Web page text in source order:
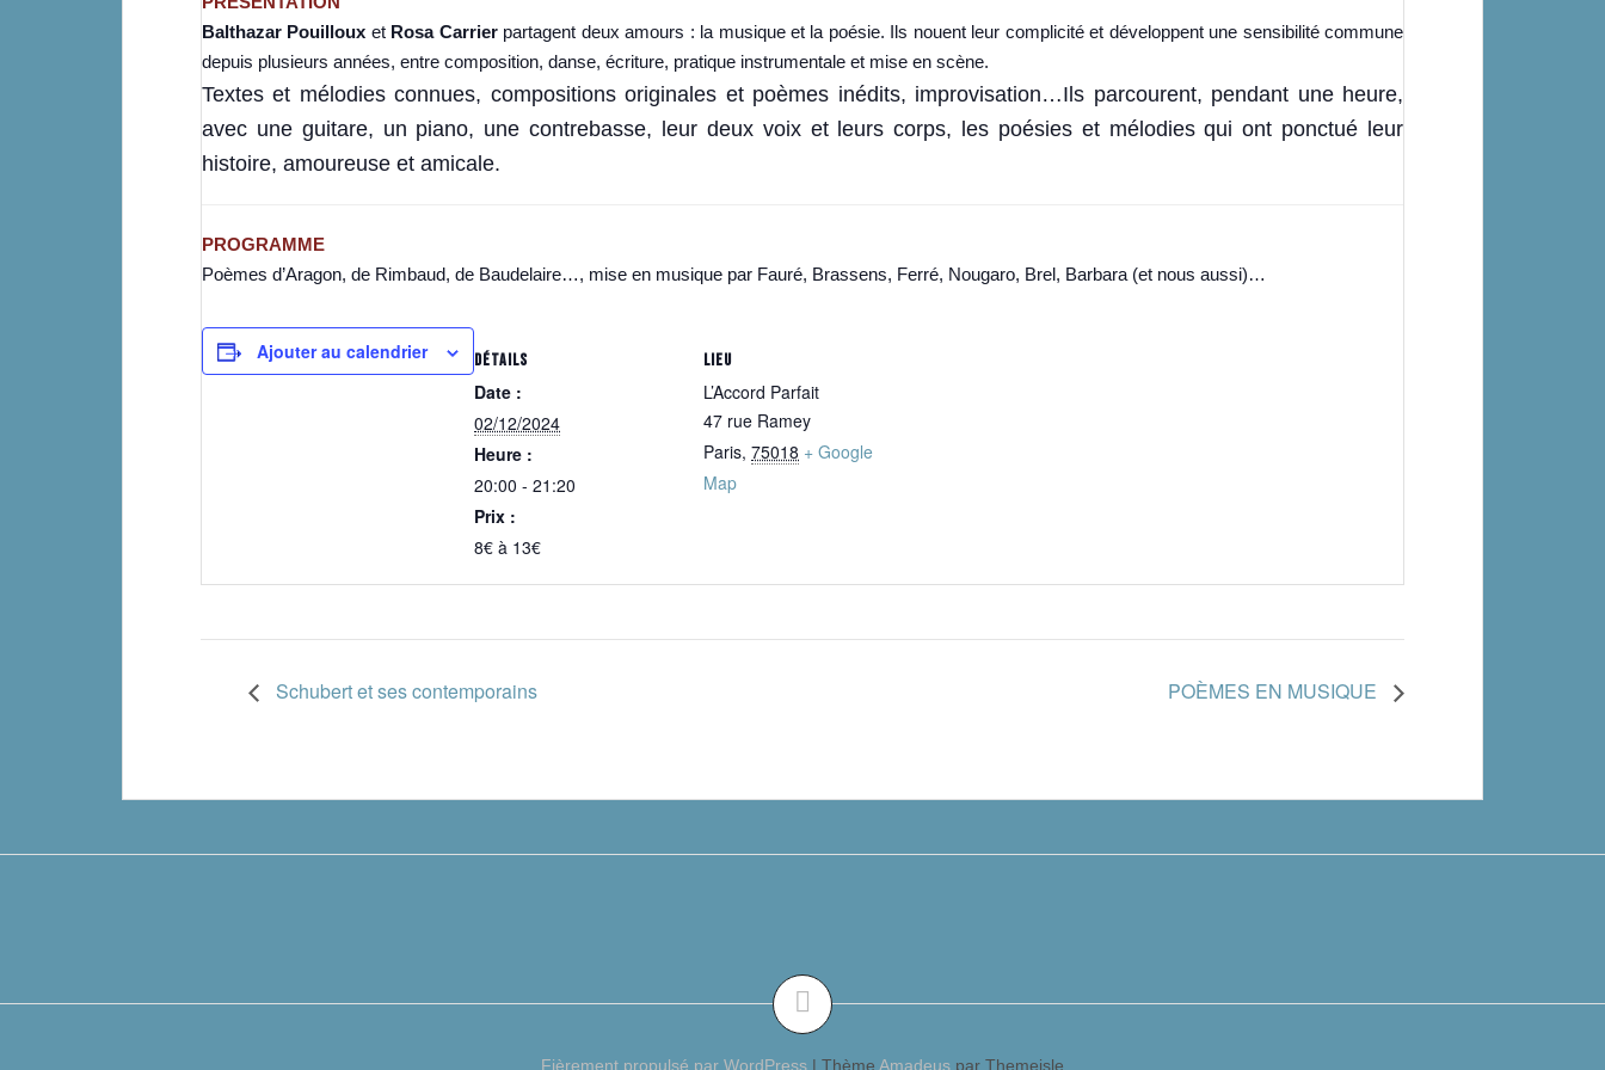
Balthazar Pouilloux et Rosa Carrierpartagent deux amours : la musique et la poésie. Ils nouent leur complicité et développent une sensibilité commune
depuis plusieurs années, entre composition, danse, écriture, pratique instrumentale et mise en scène.
Textes et mélodies connues, compositions originales et poèmes inédits, improvisation…Ils parcourent, pendant une heure,
avec une guitare, un piano, une contrebasse, leur deux voix et leurs corps, les poésies et mélodies qui ont ponctué leur
histoire, amoureuse et amicale.
PROGRAMME
Poèmes d’Aragon, de Rimbaud, de Baudelaire…, mise en musique par Fauré, Brassens, Ferré, Nougaro, Brel, Barbara (et nous aussi)…
Ajouter au calendrier DÉTAILS
Date :
02/12/2024
Heure :
20:00 - 21:20
Prix :
8€ à 13€
LIEU
L’Accord Parfait
47 rue Ramey
Paris, 75018 + Google
Map
Schubert et ses contemporains POÈMES EN MUSIQUE
Fièrement propulsé par WordPress | Thème Amadeus par Themeisle